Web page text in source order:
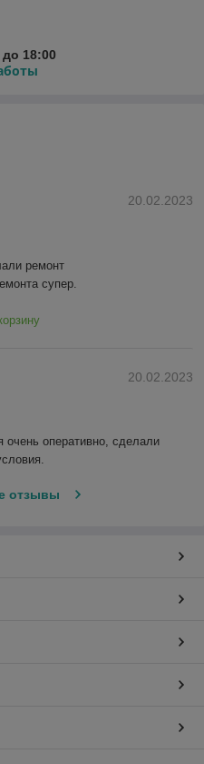
18:00
20.02.2023
ремонт
супер.
20.02.2023
очень оперативно, сделали
отзывы